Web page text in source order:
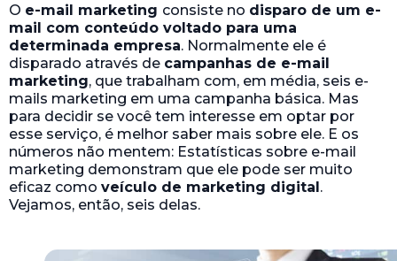
O e-mail marketing consiste no disparo de um e-
mail com conteúdo voltado para uma
determinada empresa. Normalmente ele é
disparado através de campanhas de e-mail
marketing, que trabalham com, em média, seis e-
mails marketing em uma campanha básica. Mas
para decidir se você tem interesse em optar por
esse serviço, é melhor saber mais sobre ele. E os
números não mentem: Estatísticas sobre e-mail
marketing demonstram que ele pode ser muito
eficaz como veículo de marketing digital.
Vejamos, então, seis delas.